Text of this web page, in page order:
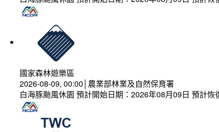
國家森林遊樂區
2026-08-09, 00:00│農業部林業及自然保育署
白海豚颱風休園 預計開始日期：2026年08月09日 預計